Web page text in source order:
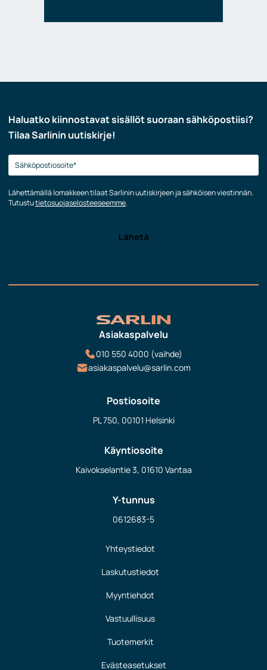
Haluatko kiinnostavat sisällöt suoraan sähköpostiisi?
Tilaa Sarlinin uutiskirje!
Lähettämällä lomakkeen tilaat Sarlinin uutiskirjeen ja sähköisen viestinnän.
Tutustutietosuojaselosteeseemme.
Asiakaspalvelu
010 550 4000 (vaihde)
asiakaspalvelu@sarlin.com
Postiosoite
PL 750, 00101 Helsinki
Käyntiosoite
Kaivokselantie 3, 01610 Vantaa
Y-tunnus
0612683-5
Yhteystiedot
Laskutustiedot
Myyntiehdot
Vastuullisuus
Tuotemerkit
Evästeasetukset